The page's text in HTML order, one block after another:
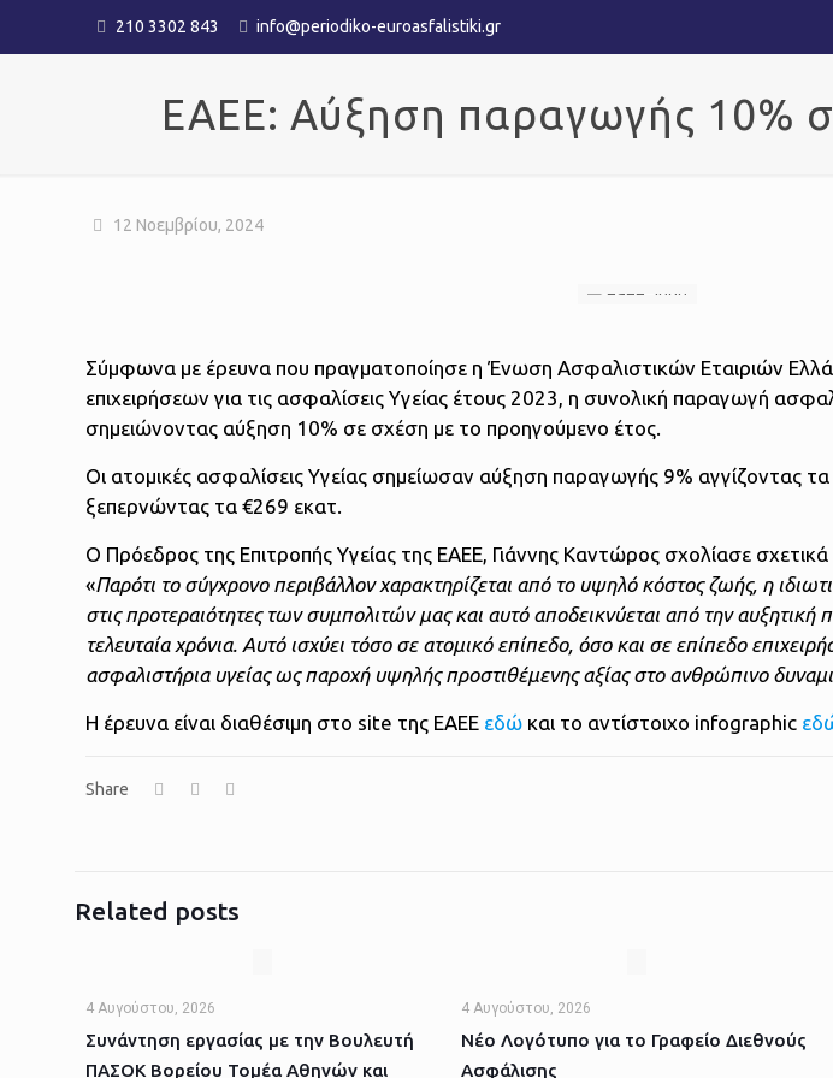
210 3302 843 info@periodiko-euroasfalistiki.gr
EAEE: Αύξηση παραγωγής 10%
12 Νοεμβρίου, 2024
Σύμφωνα με έρευνα που πραγματοποίησε η Ένωση Ασφαλιστικών Εταιριών
επιχειρήσεων για τις ασφαλίσεις Υγείας έτους 2023, η συνολική παραγωγή
σημειώνοντας αύξηση 10% σε σχέση με το προηγούμενο έτος.
Οι ατομικές ασφαλίσεις Υγείας σημείωσαν αύξηση παραγωγής 9% αγγίζοντας τα
ξεπερνώντας τα €269 εκατ.
Ο Πρόεδρος της Επιτροπής Υγείας της ΕΑΕΕ, Γιάννης Καντώρος σχολίασε
«Παρότι το σύγχρονο περιβάλλον χαρακτηρίζεται από το υψηλό κόστος ζωής, η
στις προτεραιότητες των συμπολιτών μας και αυτό αποδεικνύεται από την αυξητική
τελευταία χρόνια. Αυτό ισχύει τόσο σε ατομικό επίπεδο, όσο και σε επίπεδο
ασφαλιστήρια υγείας ως παροχή υψηλής προστιθέμενης αξίας στο ανθρώπινο
Η έρευνα είναι διαθέσιμη στο site της ΕΑΕΕ εδώ και το αντίστοιχο infographic
Share
Related posts
4 Αυγούστου, 2026
Συνάντηση εργασίας με την Βουλευτή
ΠΑΣΟΚ Βορείου Τομέα Αθηνών και
4 Αυγούστου, 2026
Νέο Λογότυπο για το Γραφείο Διεθνούς
Ασφάλισης